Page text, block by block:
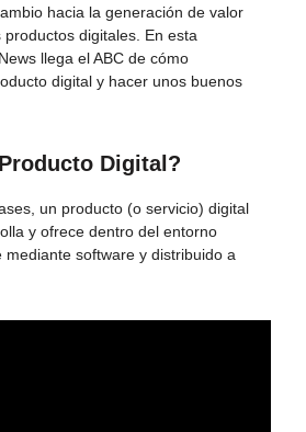
hacia la generación de valor
digitales. En esta
llega el ABC de cómo
digital y hacer unos buenos
Digital?
un producto (o servicio) digital
y ofrece dentro del entorno
mediante software y distribuido a